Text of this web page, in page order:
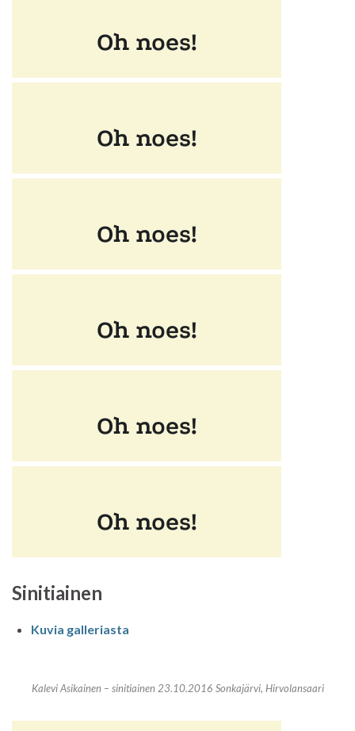
Sinitiainen
Kuvia galleriasta
Kalevi Asikainen – sinitiainen 23.10.2016 Sonkajärvi, Hirvolansaari